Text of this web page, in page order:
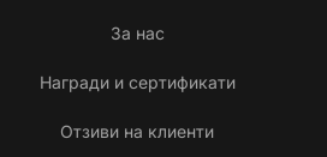
За нас
Награди и сертификати
Отзиви на клиенти